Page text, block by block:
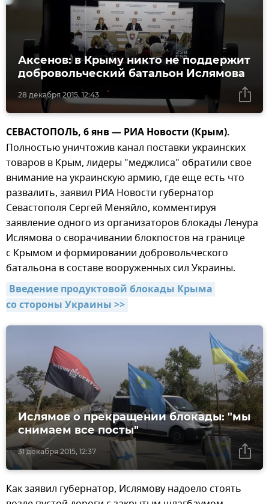
28 декабря 2015, 12:43
Аксенов: в Крыму никто не поддержит
добровольческий батальон Ислямова
СЕВАСТОПОЛЬ, 6 янв — РИА Новости (Крым).
Полностью уничтожив канал поставки украинских
товаров в Крым, лидеры "меджлиса" обратили свое
внимание на украинскую армию, где еще есть что
развалить, заявил РИА Новости губернатор
Севастополя Сергей Меняйло, комментируя
заявление одного из организаторов блокады Ленура
Ислямова о сворачивании блокпостов на границе
с Крымом и формировании добровольческого
батальона в составе вооруженных сил Украины.
Введение продуктовой блокады Крыма
со стороны Украины >>
31 декабря 2015, 12:37
Ислямов о прекращении блокады: "мы
снимаем все посты"
Как заявил губернатор, Ислямову надоело стоять